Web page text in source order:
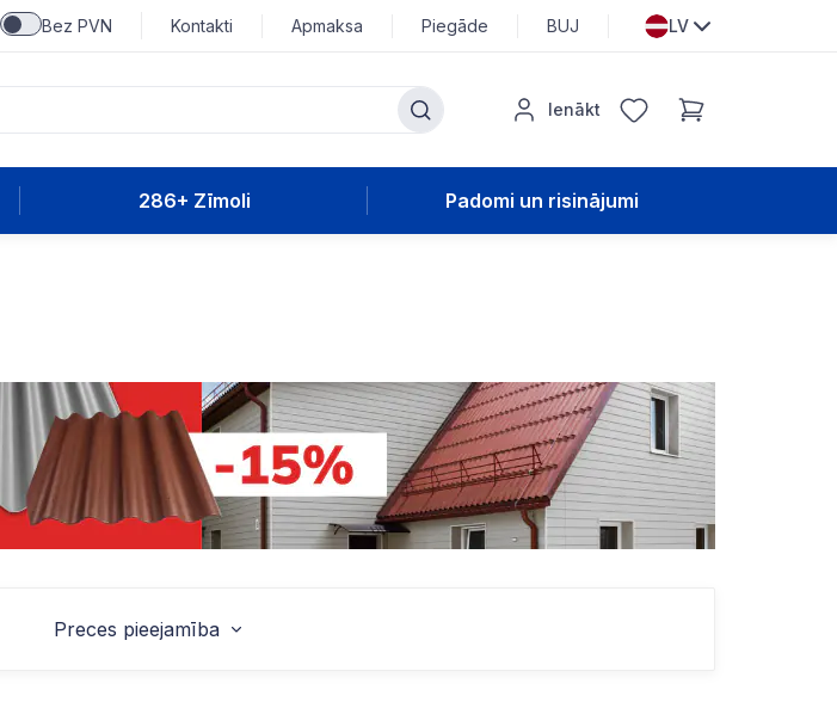
Bez PVN Kontakti Apmaksa Piegāde BUJ LV
Ienākt
286+ Zīmoli Padomi un risinājumi
Preces pieejamība